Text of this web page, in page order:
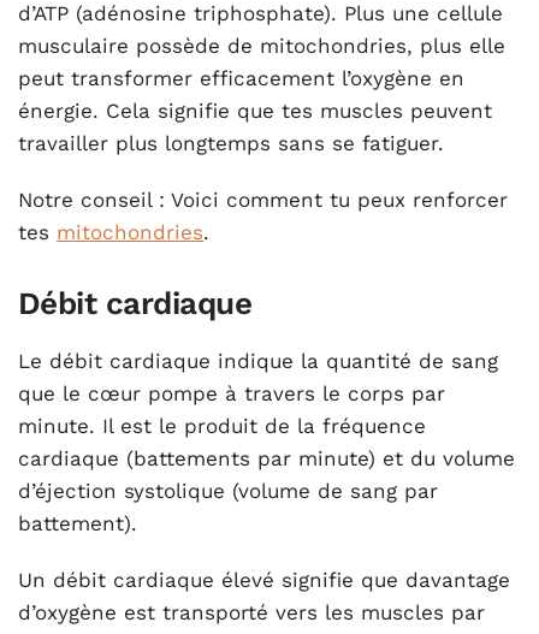
d’ATP (adénosine triphosphate). Plus une cellule
musculaire possède de mitochondries, plus elle
peut transformer efficacement l’oxygène en
énergie. Cela signifie que tes muscles peuvent
travailler plus longtemps sans se fatiguer.
Notre conseil :Voici comment tu peux renforcer
tes mitochondries.
Débit cardiaque
Le débit cardiaque indique la quantité de sang
que le cœur pompe à travers le corps par
minute. Il est le produit de la fréquence
cardiaque (battements par minute) et du volume
d’éjection systolique (volume de sang par
battement).
Un débit cardiaque élevé signifie que davantage
d’oxygène est transporté vers les muscles par